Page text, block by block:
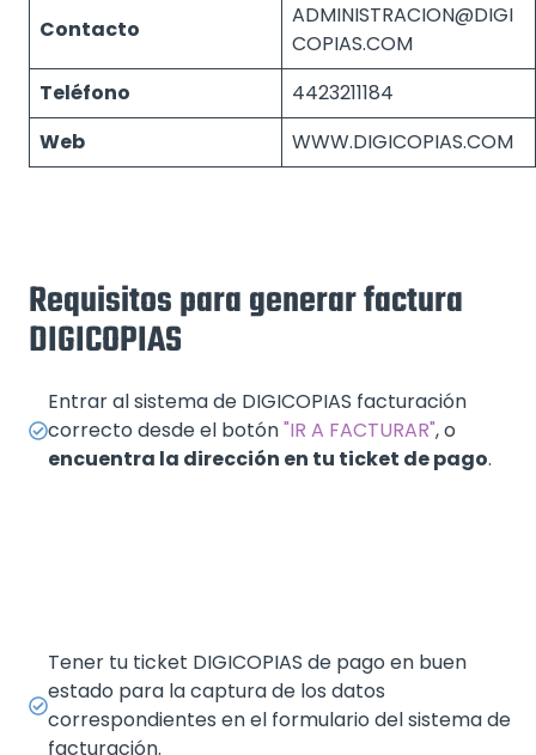
Contacto
ADMINISTRACION@DIGI
COPIAS.COM
Teléfono
4423211184
Web
WWW.DIGICOPIAS.COM
Requisitos para generar factura
DIGICOPIAS
Entrar al sistema de DIGICOPIAS facturación
correcto desde el botón"IR A FACTURAR", o
encuentra la dirección en tu ticket de pago.
Tener tu ticket DIGICOPIAS de pago en buen
estado para la captura de los datos
correspondientes en el formulario del sistema de
facturación.